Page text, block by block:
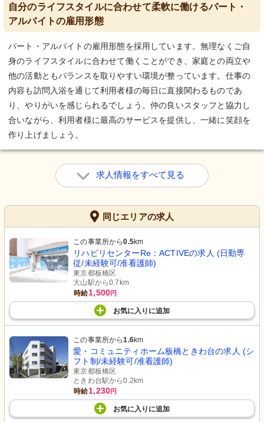
自分のライフスタイルに合わせて柔軟に働けるパート・
アルバイトの雇用形態
パート・アルバイトの雇用形態を採用しています。無理なくご自
身のライフスタイルに合わせて働くことができ、家庭との両立や
他の活動ともバランスを取りやすい環境が整っています。仕事の
内容も訪問入浴を通じて利用者様の毎日に直接関わるものであ
り、やりがいを感じられるでしょう。仲の良いスタッフと協力し
合いながら、利用者様に最高のサービスを提供し、一緒に笑顔を
作り上げましょう。
求人情報をすべて見る
同じエリアの求人
この事業所から0.5km
リハビリセンターRe：ACTIVEの求人 (日勤専
従/未経験可/准看護師)
東京都板橋区
大山駅から0.7km
時給1,500円
お気に入り に追加
この事業所から1.6km
愛・コミュニティホーム板橋ときわ台の求人 (シ
フト制/未経験可/准看護師)
東京都板橋区
ときわ台駅から0.2km
時給1,230円
お気に入り に追加